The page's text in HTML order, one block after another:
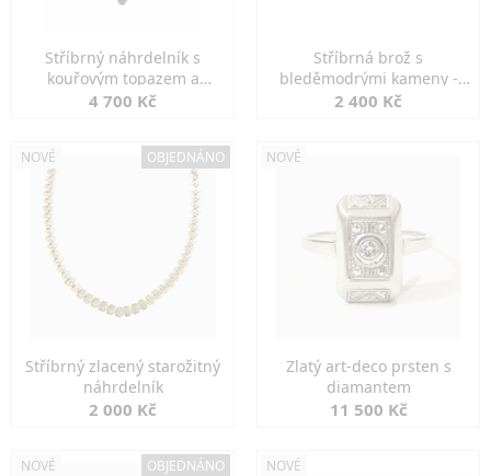
Stříbrný náhrdelník s
kouřovým topazem a
markazity
4 700 Kč
Stříbrná brož s
bleděmodrými kameny -
jemná elegance
2 400 Kč
NOVÉ OBJEDNÁNO
Stříbrný zlacený starožitný
náhrdelník
2 000 Kč
NOVÉ
Zlatý art-deco prsten s
diamantem
11 500 Kč
NOVÉ OBJEDNÁNO NOVÉ